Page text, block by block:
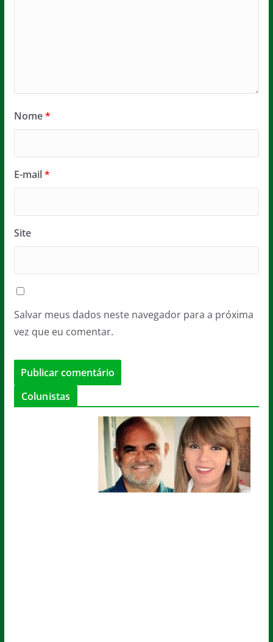
Nome*
E-mail*
Site
Salvar meus dados neste navegador para a próxima
vez que eu comentar.
Colunistas